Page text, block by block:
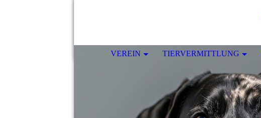
VEREIN TIERVERMITTLUNG